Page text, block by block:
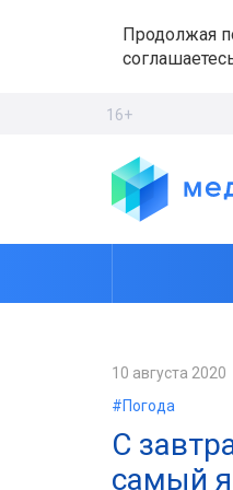
Продолжая
16+
10 августа 2020
#Погода
С
самый